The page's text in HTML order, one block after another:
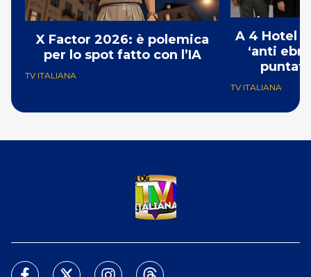
X Factor 2026: è polemica
per lo spot fatto con l’IA
TV ITALIANA
A 4 Hotel
‘anti
TV ITALIANA